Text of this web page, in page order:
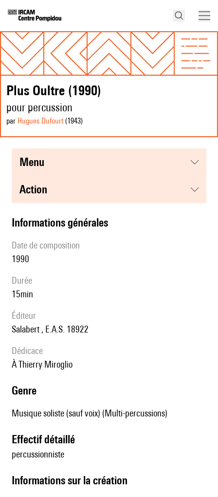
Plus Oultre (1990)
pour percussion
par Hugues Dufourt(1943)
menu
action
informations générales
date de composition
1990
durée
15min
éditeur
Salabert , E.A.S. 18922
Dédicace
à Thierry Miroglio
genre
Musique soliste (sauf voix) (Multi-percussions)
effectif détaillé
percussionniste
informations sur la création